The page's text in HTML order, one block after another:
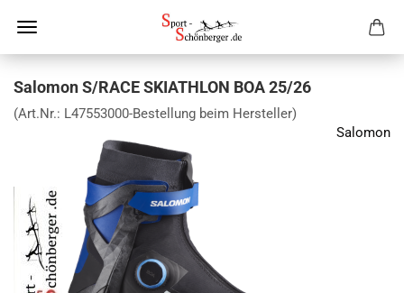
Salomon S/RACE SKIATHLON BOA 25/26
(Art.Nr.: L47553000-Bestellung beim Hersteller)
Salomon